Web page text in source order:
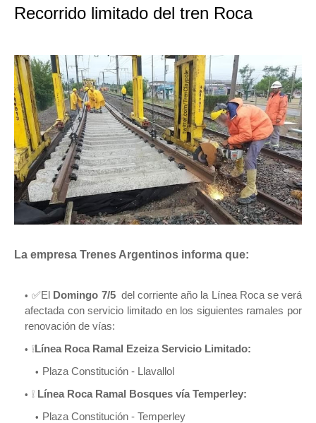
Recorrido limitado del tren Roca
La empresa Trenes Argentinos informa que:
✅El Domingo 7/5 del corriente año la Línea Roca se verá
afectada con servicio limitado en los siguientes ramales por
renovación de vías:
❕Línea Roca Ramal Ezeiza Servicio Limitado:
Plaza Constitución - Llavallol
❕ Línea Roca Ramal Bosques vía Temperley:
Plaza Constitución - Temperley